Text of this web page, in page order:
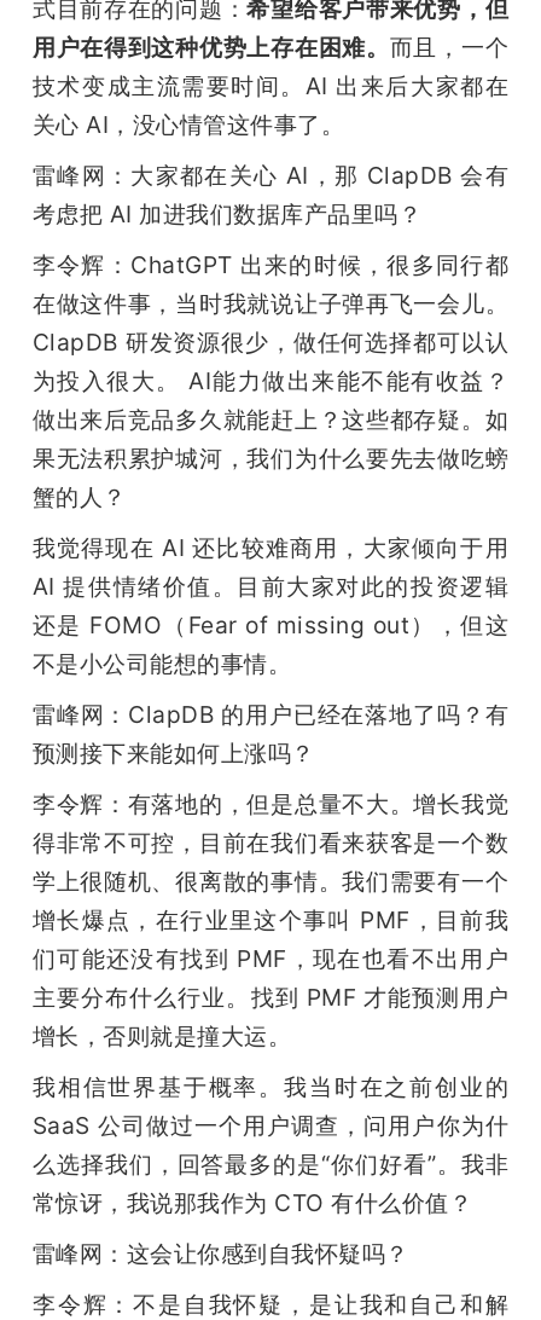
式目前存在的问题：希望给客户带来优势，但
用户在得到这种优势上存在困难。 而且，一个
技术变成主流需要时间。AI 出来后大家都在
关心 AI，没心情管这件事了。
雷峰网：大家都在关心 AI，那 ClapDB 会有
考虑把 AI 加进我们数据库产品里吗？
李令辉：ChatGPT 出来的时候，很多同行都
在做这件事，当时我就说让子弹再飞一会儿。
ClapDB 研发资源很少，做任何选择都可以认
为投入很大。 AI能力做出来能不能有收益？
做出来后竞品多久就能赶上？这些都存疑。如
果无法积累护城河，我们为什么要先去做吃螃
蟹的人？
我觉得现在 AI 还比较难商用，大家倾向于用
AI 提供情绪价值。目前大家对此的投资逻辑
还是 FOMO（Fear of missing out），但这
不是小公司能想的事情。
雷峰网：ClapDB 的用户已经在落地了吗？有
预测接下来能如何上涨吗？
李令辉：有落地的，但是总量不大。增长我觉
得非常不可控，目前在我们看来获客是一个数
学上很随机、很离散的事情。我们需要有一个
增长爆点，在行业里这个事叫 PMF，目前我
们可能还没有找到 PMF，现在也看不出用户
主要分布什么行业。找到 PMF 才能预测用户
增长，否则就是撞大运。
我相信世界基于概率。我当时在之前创业的
SaaS 公司做过一个用户调查，问用户你为什
么选择我们，回答最多的是“你们好看”。我非
常惊讶，我说那我作为 CTO 有什么价值？
雷峰网：这会让你感到自我怀疑吗？
李令辉：不是自我怀疑，是让我和自己和解